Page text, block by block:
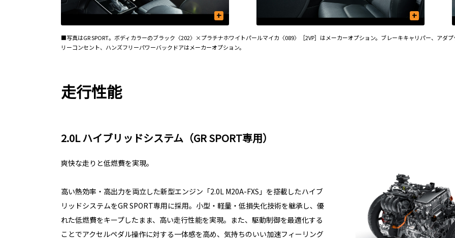
+ +
■写真はGR SPORT。ボディカラーのブラック〈202〉×プラチナホワイトパールマイカ〈089〉［2VP］はメーカーオプション。ブレーキキャリパー、アダ
リーコンセント、ハンズフリーパワーバックドアはメーカーオプション。
走行性能
2.0L ハイブリッドシステム（GR SPORT専用）
爽快な走りと低燃費を実現。
高い熱効率・高出力を両立した新型エンジン「2.0L M20A-FXS」を搭載したハイブ
リッドシステムをGR SPORT専用に採用。小型・軽量・低損失化技術を継承し、優
れた低燃費をキープしたまま、高い走行性能を実現。また、駆動制御を最適化する
ことでアクセルペダル操作に対する一体感を高め、気持ちのいい加速フィーリング